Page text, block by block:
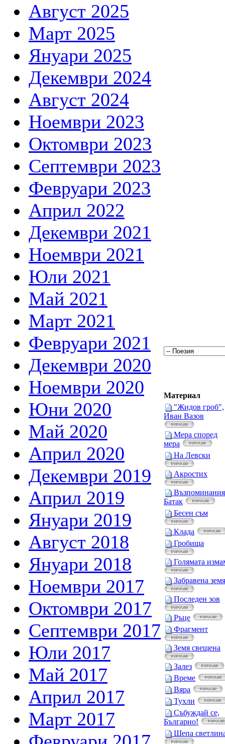
Август 2025
Март 2025
Януари 2025
Декември 2024
Август 2024
Ноември 2023
Октомври 2023
Септември 2023
Февруари 2023
Април 2022
Декември 2021
Ноември 2021
Юли 2021
Май 2021
Март 2021
Февруари 2021
Декември 2020
Ноември 2020
Юни 2020
Май 2020
Април 2020
Декември 2019
Април 2019
Януари 2019
Август 2018
Януари 2018
Ноември 2017
Октомври 2017
Септември 2017
Юли 2017
Май 2017
Април 2017
Март 2017
Материал
"Жидов гроб",
Иван Вазов
Мера според
мера
На Левски
Акростих
Батак
Бесен съм
Клада
Гробища
Голямата
Забравена земя
Последен зов
Ръце
Фрагмент
Земя свещена
Залез
Време
Вяра
Тухли
Събуждай се,
Българио!
Шепа